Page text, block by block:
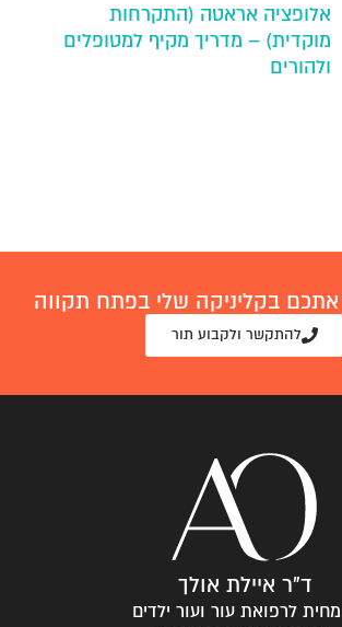
אלופציה אראטה (התקרחות
מוקדית) – מדריך מקיף למטופלים
ולהורים
בקליניקה שלי בפתח תקווה
להתקשר ולקבוע תור
ד"ר איילת אולך
לרפואת עור ועור ילדים